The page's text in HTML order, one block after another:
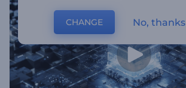
CHANGE No, thanks